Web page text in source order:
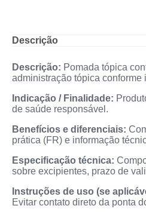
Descrição
Descrição: Pomada tópica
administração tópica
Indicação / Finalidade:
de saúde responsável.
Benefícios e diferenciais:
prática (FR) e informação
Especificação técnica:
sobre excipientes, prazo de
Instruções de uso (se
Evitar contato direto da ponta